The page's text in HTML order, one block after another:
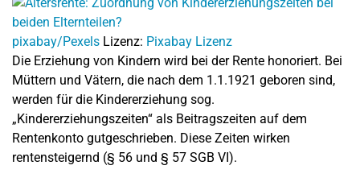
pixabay/Pexels Lizenz: Pixabay Lizenz
Die Erziehung von Kindern wird bei der Rente honoriert. Bei
Müttern und Vätern, die nach dem 1.1.1921 geboren sind,
werden für die Kindererziehung sog.
„Kindererziehungszeiten“ als Beitragszeiten auf dem
Rentenkonto gutgeschrieben. Diese Zeiten wirken
rentensteigernd (§ 56 und § 57 SGB VI).